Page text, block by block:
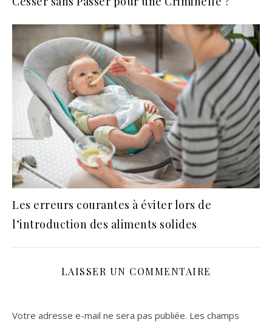
Les erreurs courantes à éviter lors de
l’introduction des aliments solides
LAISSER UN COMMENTAIRE
Votre adresse e-mail ne sera pas publiée. Les champs